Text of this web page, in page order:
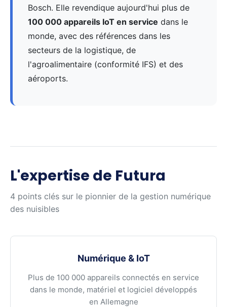
Bosch. Elle revendique aujourd'hui plus de
100 000 appareils IoT en service dans le
monde, avec des références dans les
secteurs de la logistique, de
l'agroalimentaire (conformité IFS) et des
aéroports.
L'expertise de Futura
4 points clés sur le pionnier de la gestion numérique
des nuisibles
Numérique & IoT
Plus de 100 000 appareils connectés en service
dans le monde, matériel et logiciel développés
en Allemagne